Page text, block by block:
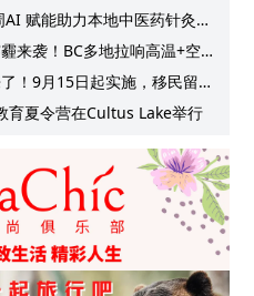
赋能助力本地中医药针灸服
来袭！BC多地拉响高温+空气
！
！9月15日起实施，移民留学
育夏令营在Cultus Lake举行